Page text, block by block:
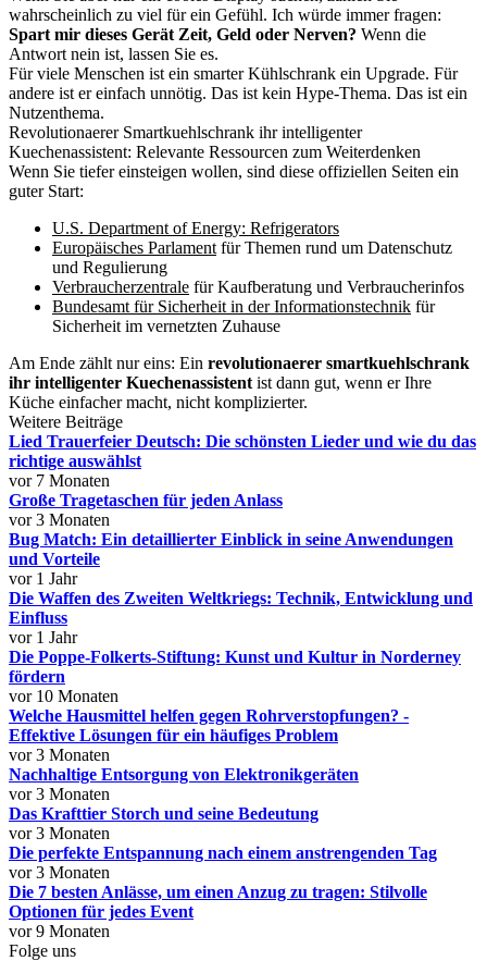
wahrscheinlich zu viel für ein Gefühl. Ich würde immer fragen:
Spart mir dieses Gerät Zeit, Geld oder Nerven? Wenn die
Antwort nein ist, lassen Sie es.
Für viele Menschen ist ein smarter Kühlschrank ein Upgrade. Für
andere ist er einfach unnötig. Das ist kein Hype-Thema. Das ist ein
Nutzenthema.
Revolutionaerer Smartkuehlschrank ihr intelligenter
Kuechenassistent: Relevante Ressourcen zum Weiterdenken
Wenn Sie tiefer einsteigen wollen, sind diese offiziellen Seiten ein
guter Start:
U.S. Department of Energy: Refrigerators
Europäisches Parlament für Themen rund um Datenschutz
und Regulierung
Verbraucherzentrale für Kaufberatung und Verbraucherinfos
Bundesamt für Sicherheit in der Informationstechnik für
Sicherheit im vernetzten Zuhause
Am Ende zählt nur eins: Ein revolutionaerer smartkuehlschrank
ihr intelligenter Kuechenassistent ist dann gut, wenn er Ihre
Küche einfacher macht, nicht komplizierter.
Weitere Beiträge
Lied Trauerfeier Deutsch: Die schönsten Lieder und wie du das
richtige auswählst
vor 7 Monaten
Große Tragetaschen für jeden Anlass
vor 3 Monaten
Bug Match: Ein detaillierter Einblick in seine Anwendungen
und Vorteile
vor 1 Jahr
Die Waffen des Zweiten Weltkriegs: Technik, Entwicklung und
Einfluss
vor 1 Jahr
Die Poppe-Folkerts-Stiftung: Kunst und Kultur in Norderney
fördern
vor 10 Monaten
Welche Hausmittel helfen gegen Rohrverstopfungen? -
Effektive Lösungen für ein häufiges Problem
vor 3 Monaten
Nachhaltige Entsorgung von Elektronikgeräten
vor 3 Monaten
Das Krafttier Storch und seine Bedeutung
vor 3 Monaten
Die perfekte Entspannung nach einem anstrengenden Tag
vor 3 Monaten
Die 7 besten Anlässe, um einen Anzug zu tragen: Stilvolle
Optionen für jedes Event
vor 9 Monaten
Folge uns